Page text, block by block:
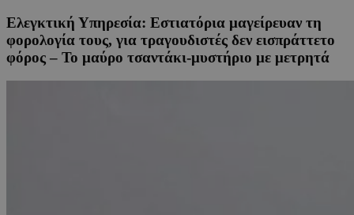
Ελεγκτική Υπηρεσία: Εστιατόρια μαγείρευαν τη
φορολογία τους, για τραγουδιστές δεν εισπράττετο
φόρος – To μαύρο τσαντάκι-μυστήριο με μετρητά